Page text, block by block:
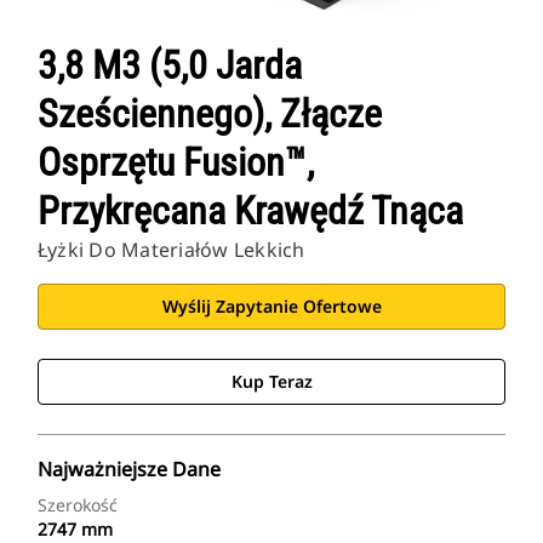
3,8 M3 (5,0 Jarda
Sześciennego), Złącze
Osprzętu Fusion™,
Przykręcana Krawędź Tnąca
Łyżki Do Materiałów Lekkich
Wyślij Zapytanie Ofertowe
Kup Teraz
Najważniejsze Dane
Szerokość
2747 mm